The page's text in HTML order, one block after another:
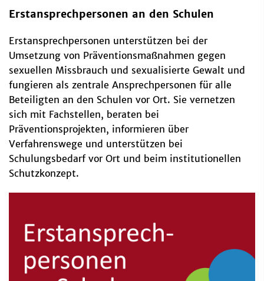
Erstansprechpersonen an den Schulen
Erstansprechpersonen unterstützen bei der
Umsetzung von Präventionsmaßnahmen gegen
sexuellen Missbrauch und sexualisierte Gewalt und
fungieren als zentrale Ansprechpersonen für alle
Beteiligten an den Schulen vor Ort. Sie vernetzen
sich mit Fachstellen, beraten bei
Präventionsprojekten, informieren über
Verfahrenswege und unterstützen bei
Schulungsbedarf vor Ort und beim institutionellen
Schutzkonzept.